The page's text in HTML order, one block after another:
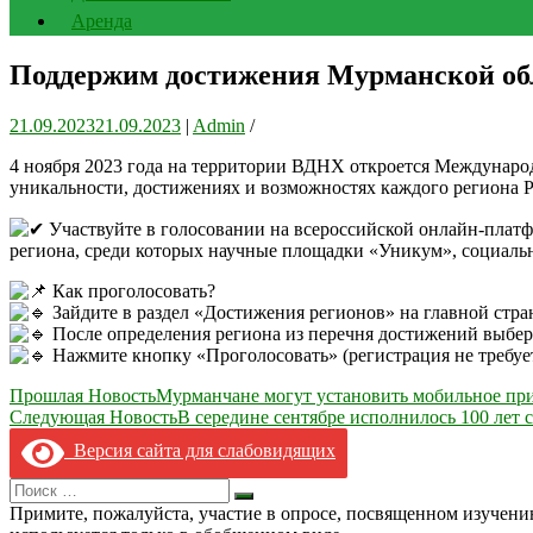
Аренда
Поддержим достижения Мурманской
21.09.202321.09.2023 | Admin /
4 ноября 2023 года на территории ВДНХ откроется
уникальности, достижениях и возможностях каждого региона
Участвуйте в голосовании на всероссийской онлайн-
региона, среди которых научные площадки «Уникум»,
Как проголосовать?
Зайдите в раздел «Достижения регионов» на главной
После определения региона из перечня достижений
Нажмите кнопку «Проголосовать» (регистрация не
Навигация
по
записям
Прошлая НовостьМурманчане могут установить мобильное
Следующая НовостьВ середине сентябре исполнилось 100
Версия сайта для слабовидящих
Search
for:
Искать
Примите, пожалуйста, участие в опросе, посвященном